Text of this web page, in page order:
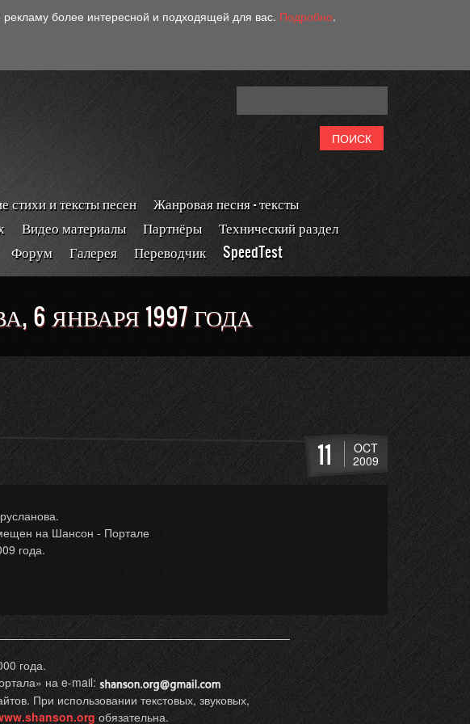
более интересной и подходящей для вас. Подробно.
стихи и тексты песен
Жанровая песня - тексты
Видео материалы Партнёры
Технический раздел
Форум Галерея Переводчик SpeedTest
6 ЯНВАРЯ 1997 ГОДА
11
OCT
2009
на Шансон - Портале
года.
года.
на e-mail:
При использовании текстовых, звуковых,
обязательна.